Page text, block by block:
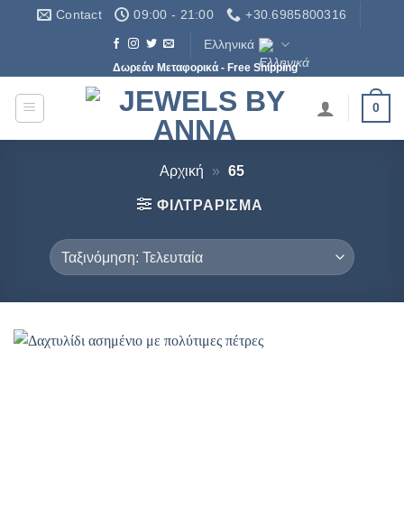
ΜετάβασηContact 09:00 - 21:00 +30.6985800316
Ελληνικά
Δωρεάν Μεταφορικά - Free Shipping
0
Αρχική » 65
ΦΙΛΤΡΆΡΙΣΜΑ